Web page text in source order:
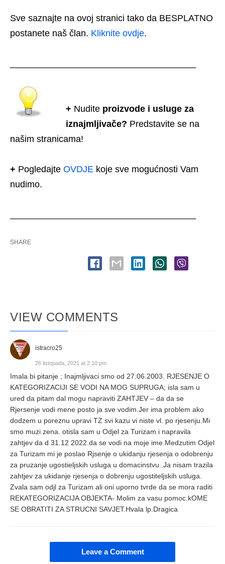
Sve saznajte na ovoj stranici tako da BESPLATNO
postanete naš član. Kliknite ovdje.
+ Nudite proizvode i usluge za
iznajmljivače? Predstavite se na
našim stranicama!
+ Pogledajte OVDJE koje sve mogućnosti Vam
nudimo.
SHARE
VIEW COMMENTS
istracro25
26 listopada, 2021 at 2:10 pm
Imala bi pitanje ; Inajmljivaci smo od 27.06.2003. RJESENJE O
KATEGORIZACIJI SE VODI NA MOG SUPRUGA; isla sam u
ured da pitam dal mogu napraviti ZAHTJEV – da da se
Rjersenje vodi mene posto ja sve vodim.Jer ima problem ako
dodzem u poreznu upravi TZ svi kazu vi niste vl. po rjesenju.Mi
smo muzi zena. otisla sam u Odjel za Turizam i napravila
zahtjev da d 31.12 2022.da se vodi na moje ime.Medzutim Odjel
za Turizam mi je poslao Rjsenje o ukidanju rjesenja o odobrenju
za pruzanje ugostieljskih usluga u domacinstvu..Ja nisam trazila
zahtjev za ukidanje rjesenja o dobrenju ugostiteljskih usluga.
Zvala sam odjl za Turizam ali oni uporno tvrde da se mora raditi
REKATEGORIZACIJA OBJEKTA- Molim za vasu pomoc.kOME
SE OBRATITI ZA STRUCNI SAVJET.Hvala lp.Dragica
Leave a Comment